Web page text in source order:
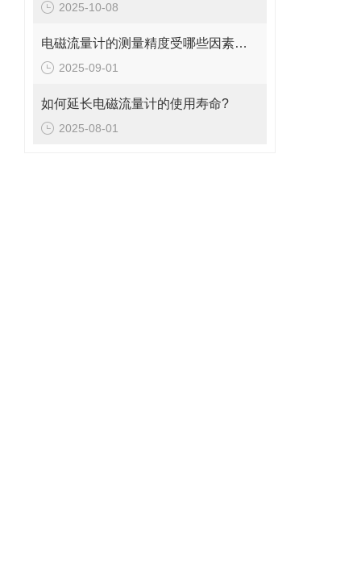
2025-10-08
电磁流量计的测量精度受哪些因素影响?
2025-09-01
如何延长电磁流量计的使用寿命?
2025-08-01